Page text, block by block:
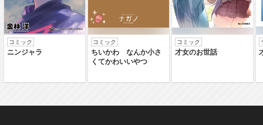
コミック
ニンジャラ
コミック
ちいかわ なんか小さ
くてかわいいやつ
コミック
才女のお世話